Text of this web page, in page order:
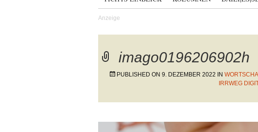
imago0196206902h
PUBLISHED ON 9. DEZEMBER 2022 IN
IRRWEG